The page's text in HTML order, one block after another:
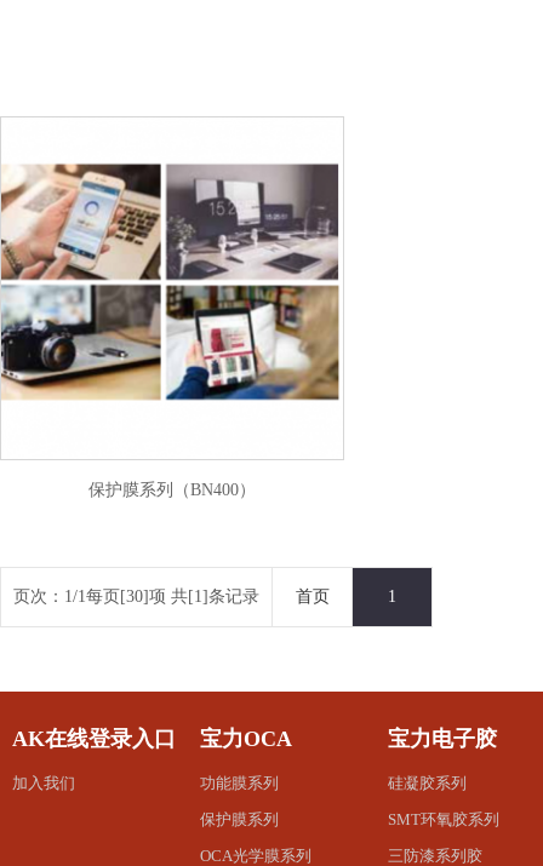
保护膜系列（BN400）
页次：1/1每页[30]项 共[1]条记录 首页 1
AK在线登录入口
加入我们
宝力OCA
功能膜系列
保护膜系列
OCA光学膜系列
宝力电子胶
硅凝胶系列
SMT环氧胶系列
三防漆系列胶